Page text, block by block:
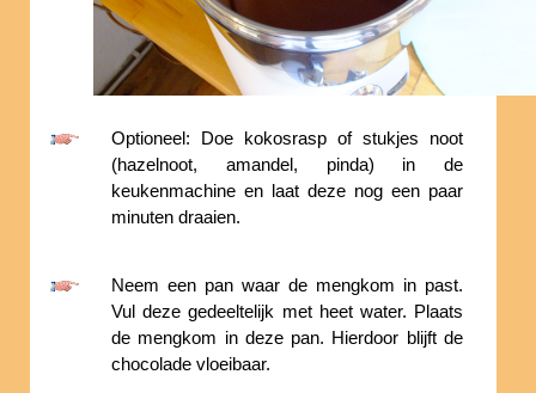
Optioneel: Doe kokosrasp of stukjes noot
(hazelnoot, amandel, pinda) in de
keukenmachine en laat deze nog een paar
minuten draaien.
Neem een pan waar de mengkom in past.
Vul deze gedeeltelijk met heet water. Plaats
de mengkom in deze pan. Hierdoor blijft de
chocolade vloeibaar.